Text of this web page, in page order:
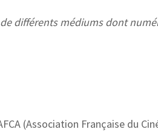
différents médiums dont
(Association Française du